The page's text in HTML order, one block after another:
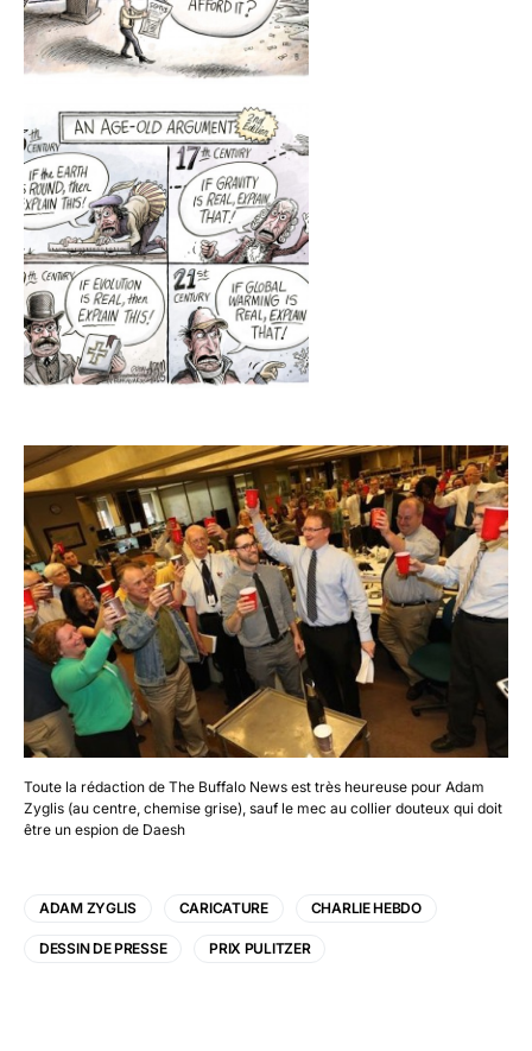
Toute la rédaction de The Buffalo News est très heureuse pour Adam
Zyglis (au centre, chemise grise), sauf le mec au collier douteux qui doit
être un espion de Daesh
ADAM ZYGLIS CARICATURE CHARLIE HEBDO
DESSIN DE PRESSE PRIX PULITZER